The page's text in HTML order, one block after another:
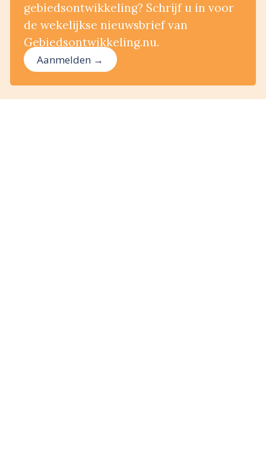
gebiedsontwikkeling? Schrijf u in voor
de wekelijkse nieuwsbrief van
Gebiedsontwikkeling.nu.
Aanmelden →